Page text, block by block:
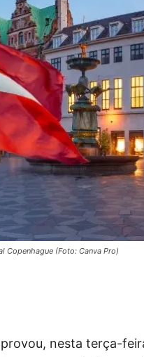
Copenhague (Foto: Canva Pro)
nesta terça-